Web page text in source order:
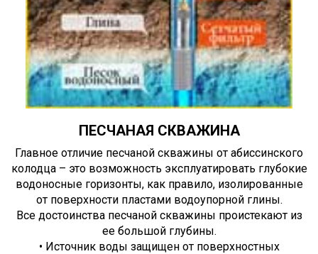
ПЕСЧАНАЯ СКВАЖИНА
Главное отличие песчаной скважины от абиссинского
колодца – это возможность эксплуатировать глубокие
водоносные горизонты, как правило, изолированные
от поверхности пластами водоупорной глины.
Все достоинства песчаной скважины проистекают из
ее большой глубины.
• Источник воды защищен от поверхностных